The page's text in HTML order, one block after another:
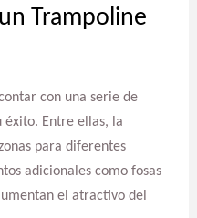
Trampoline
con una serie de
éxito. Entre ellas, la
para diferentes
adicionales como fosas
el atractivo del